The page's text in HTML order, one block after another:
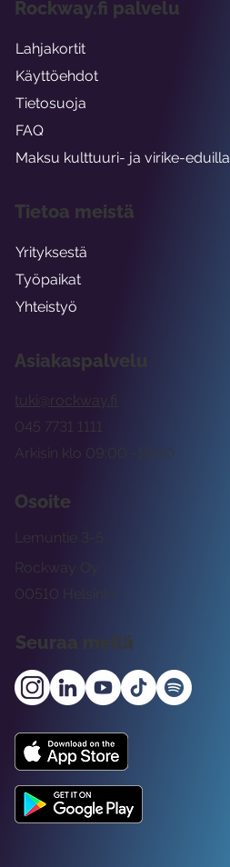
Asiakaspalvelu
tuki@rockway.fi
Arkisin klo 09:00 -15:00
045 7731 1111
Osoite
Rockway Oy
Lemuntie 3-5
00510 Helsinki
Seuraa meitä
Rockway.fi palvelu
Lahjakortit
Käyttöehdot
Tietosuoja
FAQ
Maksu kulttuuri- ja virike-eduilla
Tietoa meistä
Yrityksestä
Työpaikat
Yhteistyö